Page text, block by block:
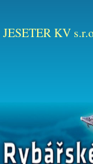
JESETER KV